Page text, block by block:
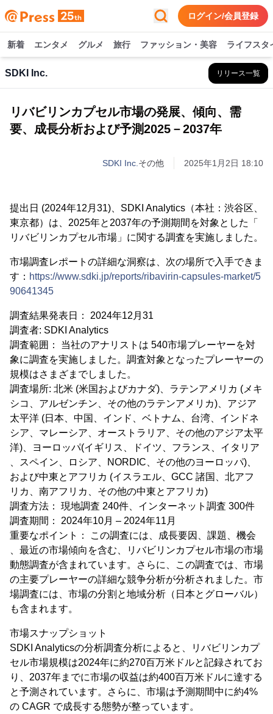
ログイン/会員登録
新着 エンタメ グルメ 旅行 ファッション・美容 ライフスタ
SDKI Inc. リリース一覧
リバビリンカプセル市場の発展、傾向、需
要、成長分析および予測2025－2037年
SDKI Inc. その他 2025年1月2日 18:10
提出日 (2024年12月31)、SDKI Analytics（本社：渋谷区、
東京都）は、2025年と2037年の予測期間を対象とした「
リバビリンカプセル市場」に関する調査を実施しました。
市場調査レポートの詳細な洞察は、次の場所で入手できま
す： https://www.sdki.jp/reports/ribavirin-capsules-market/5
90641345
調査結果発表日： 2024年12月31
調査者: SDKI Analytics
調査範囲： 当社のアナリストは 540市場プレーヤーを対
象に調査を実施しました。調査対象となったプレーヤーの
規模はさまざまでしました。
調査場所: 北米 (米国およびカナダ)、ラテンアメリカ (メキ
シコ、アルゼンチン、その他のラテンアメリカ)、アジア
太平洋 (日本、中国、インド、ベトナム、台湾、インドネ
シア、マレーシア、オーストラリア、その他のアジア太平
洋)、ヨーロッパ(イギリス、ドイツ、フランス、イタリア
、スペイン、ロシア、NORDIC、その他のヨーロッパ)、
および中東とアフリカ (イスラエル、GCC 諸国、北アフ
リカ、南アフリカ、その他の中東とアフリカ)
調査方法： 現地調査 240件、インターネット調査 300件
調査期間： 2024年10月 – 2024年11月
重要なポイント： この調査には、成長要因、課題、機会
、最近の市場傾向を含む、リバビリンカプセル市場の市場
動態調査が含まれています。さらに、この調査では、市場
の主要プレーヤーの詳細な競争分析が分析されました。市
場調査には、市場の分割と地域分析（日本とグローバル）
も含まれます。
市場スナップショット
SDKI Analyticsの分析調査分析によると、リバビリンカプ
セル市場規模は2024年に約270百万米ドルと記録されてお
り、2037年までに市場の収益は約400百万米ドルに達する
と予測されています。さらに、市場は予測期間中に約4%
の CAGR で成長する態勢が整っています。